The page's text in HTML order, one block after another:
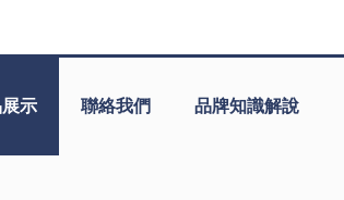
示 聯絡我們 品牌知識解說